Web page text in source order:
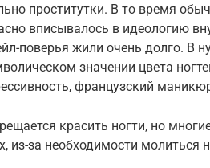
проститутки. В то время
вписывалось в идеологию
поверья жили очень долго. В
значении цвета
французский
красить ногти, но
из-за необходимости молиться